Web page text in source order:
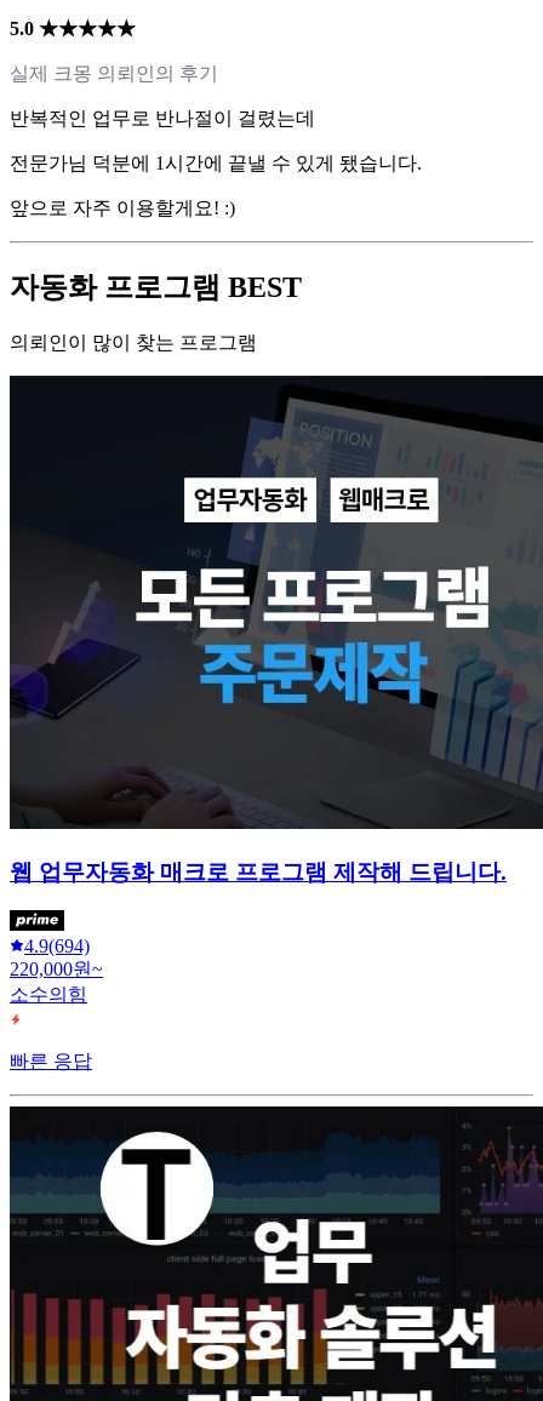
5.0 ★★★★★
실제 크몽 의뢰인의 후기
반복적인 업무로 반나절이 걸렸는데
전문가님 덕분에 1시간에 끝낼 수 있게 됐습니다.
앞으로 자주 이용할게요! :)
자동화 프로그램 BEST
의뢰인이 많이 찾는 프로그램
웹 업무자동화 매크로 프로그램 제작해 드립니다.
4.9(694)
220,000원~
소수의힘
빠른 응답